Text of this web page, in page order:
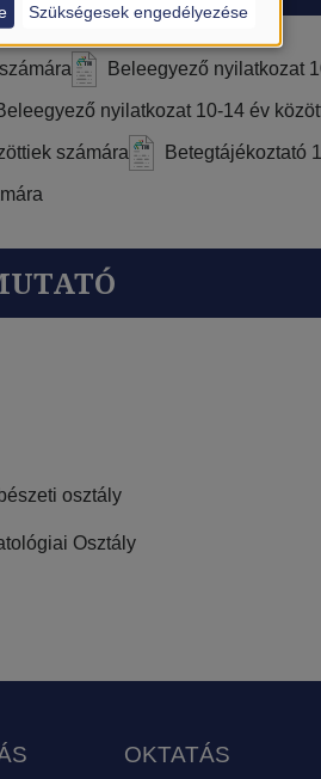
Beleegyező nyilatkozat
nyilatkozat 10-14 év
számára Betegtájékoztató
osztály
Osztály
OKTATÁS
Szükségesek engedélyezése